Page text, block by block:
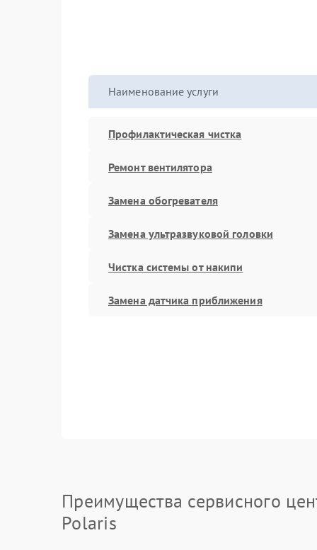
Наименование услуги
Профилактическая чистка
Ремонт вентилятора
Замена обогревателя
Замена ультразвуковой головки
Чистка системы от накипи
Замена датчика приближения
Преимущества сервисного
Polaris